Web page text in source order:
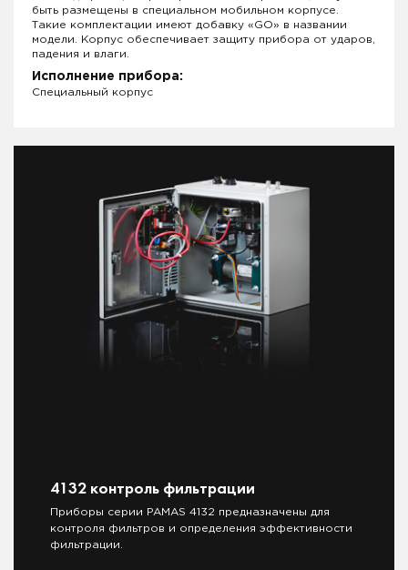
быть размещены в специальном мобильном корпусе.
Такие комплектации имеют добавку «GO» в названии
модели. Корпус обеспечивает защиту прибора от ударов,
падения и влаги.
Исполнение прибора:
Специальный корпус
4132 контроль фильтрации
Приборы серии PAMAS 4132 предназначены для
контроля фильтров и определения эффективности
фильтрации.